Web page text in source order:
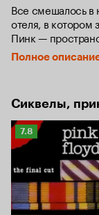
Все смешалось в
отеля, в котором
Пинк —
Каждый кирпич в
воспоминания.
Полное
Сиквелы,
Рейтинг
Кинопоиска
7.8